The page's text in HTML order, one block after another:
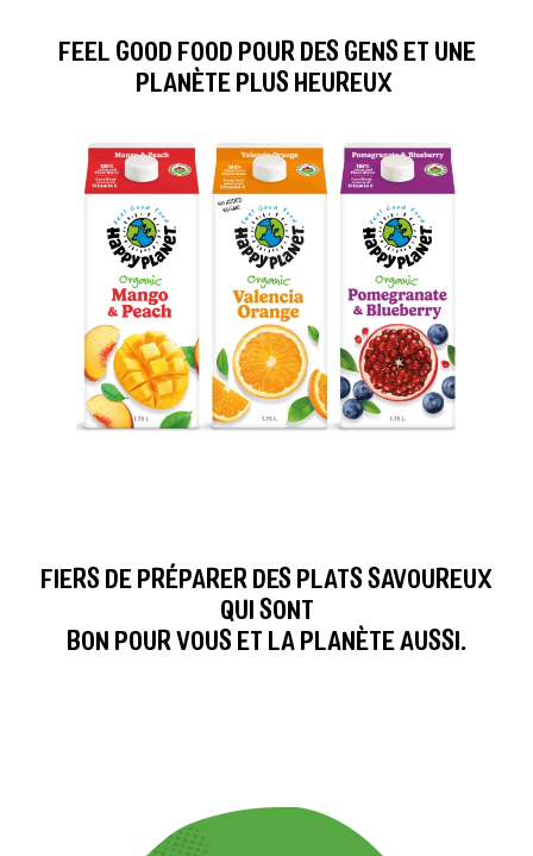
FEEL GOOD FOOD POUR DES GENS ET UNE
PLANÈTE PLUS HEUREUX
FIERS DE PRÉPARER DES PLATS SAVOUREUX
QUI SONT
BON POUR VOUS ET LA PLANÈTE AUSSI.